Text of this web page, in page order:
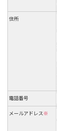
住所
電話番号
メールアドレス※